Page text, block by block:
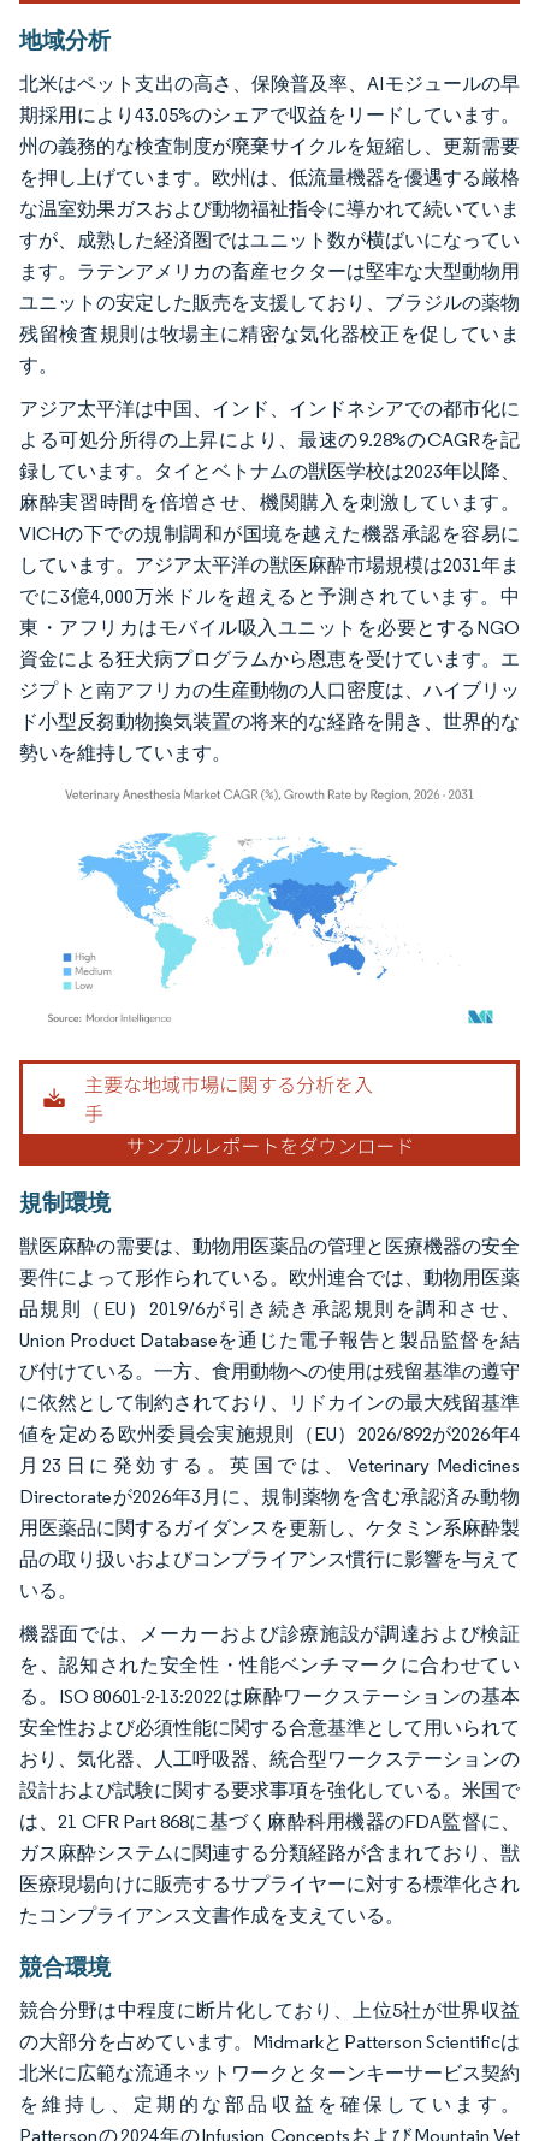
地域分析
北米はペット支出の高さ、保険普及率、AIモジュールの早
期採用により43.05%のシェアで収益をリードしています。
州の義務的な検査制度が廃棄サイクルを短縮し、更新需要
を押し上げています。欧州は、低流量機器を優遇する厳格
な温室効果ガスおよび動物福祉指令に導かれて続いていま
すが、成熟した経済圏ではユニット数が横ばいになってい
ます。ラテンアメリカの畜産セクターは堅牢な大型動物用
ユニットの安定した販売を支援しており、ブラジルの薬物
残留検査規則は牧場主に精密な気化器校正を促していま
す。
アジア太平洋は中国、インド、インドネシアでの都市化に
よる可処分所得の上昇により、最速の9.28%のCAGRを記
録しています。タイとベトナムの獣医学校は2023年以降、
麻酔実習時間を倍増させ、機関購入を刺激しています。
VICHの下での規制調和が国境を越えた機器承認を容易に
しています。アジア太平洋の獣医麻酔市場規模は2031年ま
でに3億4,000万米ドルを超えると予測されています。中
東・アフリカはモバイル吸入ユニットを必要とするNGO
資金による狂犬病プログラムから恩恵を受けています。エ
ジプトと南アフリカの生産動物の人口密度は、ハイブリッ
ド小型反芻動物換気装置の将来的な経路を開き、世界的な
勢いを維持しています。
画像 © Mordor Intelligence。再利用にはCC BY 4.0の表示が必要です。
規制環境
獣医麻酔の需要は、動物用医薬品の管理と医療機器の安全
要件によって形作られている。欧州連合では、動物用医薬
品規則（EU）2019/6が引き続き承認規則を調和させ、
Union Product Databaseを通じた電子報告と製品監督を結
び付けている。一方、食用動物への使用は残留基準の遵守
に依然として制約されており、リドカインの最大残留基準
値を定める欧州委員会実施規則（EU）2026/892が2026年4
月23日に発効する。英国では、Veterinary Medicines
Directorateが2026年3月に、規制薬物を含む承認済み動物
用医薬品に関するガイダンスを更新し、ケタミン系麻酔製
品の取り扱いおよびコンプライアンス慣行に影響を与えて
いる。
機器面では、メーカーおよび診療施設が調達および検証
を、認知された安全性・性能ベンチマークに合わせてい
る。ISO 80601-2-13:2022は麻酔ワークステーションの基本
安全性および必須性能に関する合意基準として用いられて
おり、気化器、人工呼吸器、統合型ワークステーションの
設計および試験に関する要求事項を強化している。米国で
は、21 CFR Part 868に基づく麻酔科用機器のFDA監督に、
ガス麻酔システムに関連する分類経路が含まれており、獣
医療現場向けに販売するサプライヤーに対する標準化され
たコンプライアンス文書作成を支えている。
競合環境
競合分野は中程度に断片化しており、上位5社が世界収益
の大部分を占めています。MidmarkとPatterson Scientificは
北米に広範な流通ネットワークとターンキーサービス契約
を維持し、定期的な部品収益を確保しています。
Pattersonの2024年のInfusion ConceptsおよびMountain Vet